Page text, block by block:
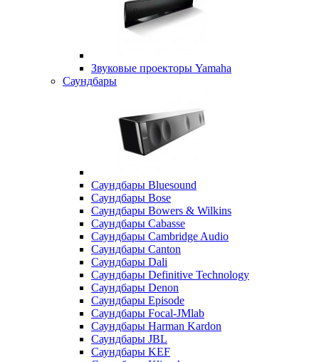
Звуковые проекторы Yamaha
Саундбары
Саундбары Bluesound
Саундбары Bose
Саундбары Bowers & Wilkins
Саундбары Cabasse
Саундбары Cambridge Audio
Саундбары Canton
Саундбары Dali
Саундбары Definitive Technology
Саундбары Denon
Саундбары Episode
Саундбары Focal-JMlab
Саундбары Harman Kardon
Саундбары JBL
Саундбары KEF